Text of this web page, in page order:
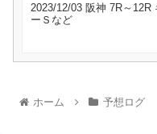
2023/12/03 阪神 7R～12R
ーＳなど
ホーム 予想ログ